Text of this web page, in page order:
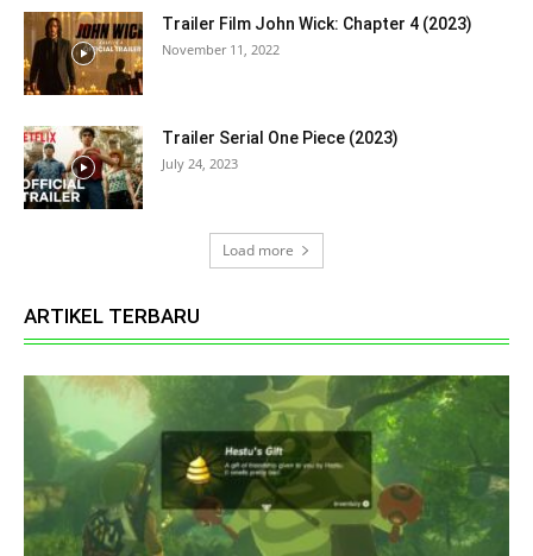
Trailer Film John Wick: Chapter 4 (2023)
November 11, 2022
Trailer Serial One Piece (2023)
July 24, 2023
Load more
ARTIKEL TERBARU